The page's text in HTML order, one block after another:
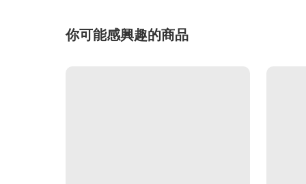
你可能感興趣的商品